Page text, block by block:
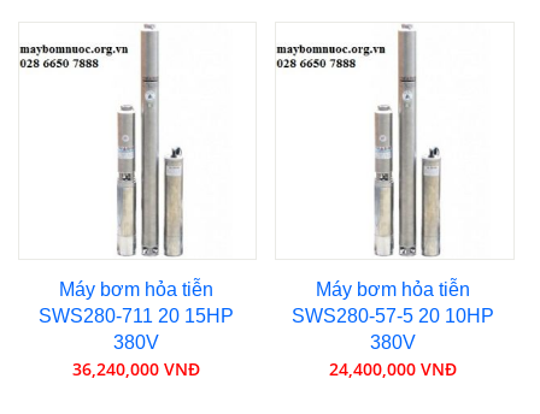
Máy bơm hỏa tiễn
SWS280-711 20 15HP
380V
36,240,000 VNĐ
Máy bơm hỏa tiễn
SWS280-57-5 20 10HP
380V
24,400,000 VNĐ